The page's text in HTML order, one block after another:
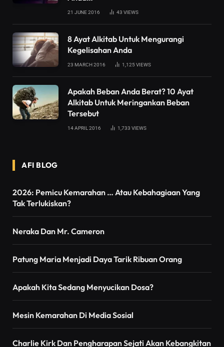
21 JUNE 2016 43 VIEWS
8 Ayat Alkitab Untuk Mengurangi
Kegelisahan Anda
23 MARCH 2016 1,125VIEWS
Apakah Beban Anda Berat? 10 Ayat
Alkitab Untuk Meringankan Beban
Tersebut
14 APRIL 2016 1,733 VIEWS
AFI BLOG
2026: Pemicu Kemarahan … Atau Kebahagiaan Yang
Tak Terlukiskan?
Neraka Dan Mr. Cameron
Patung Maria Menjadi Daya Tarik Ribuan Orang
Apakah Kita Sedang Menyucikan Dosa?
Mesin Kemarahan Di Media Sosial
Charlie Kirk Dan Pengharapan Sejati Akan Kebangkitan